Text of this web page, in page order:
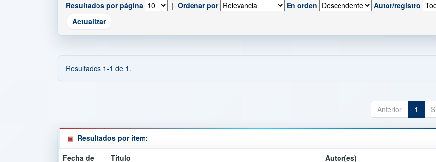
Resultados por página | Ordenar por En orden Autor/registro
Resultados 1-1 de 1.
Anterior 1
Resultados por ítem:
Fecha de
Título Autor(es)